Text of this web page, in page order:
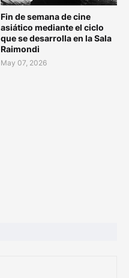
Fin de semana de cine
asiático mediante el ciclo
que se desarrolla en la Sala
Raimondi
May 07, 2026